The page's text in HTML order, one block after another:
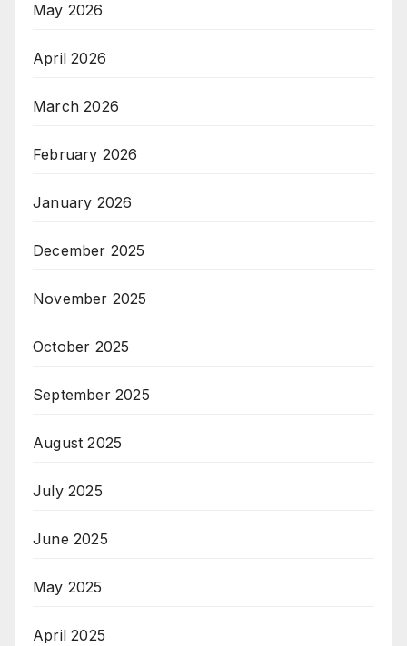
May 2026
April 2026
March 2026
February 2026
January 2026
December 2025
November 2025
October 2025
September 2025
August 2025
July 2025
June 2025
May 2025
April 2025